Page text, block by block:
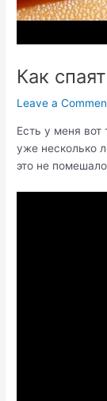
Как
Leave a
Есть у меня вот
уже несколько
это не